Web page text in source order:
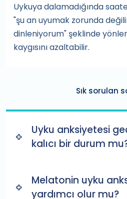
Uykuya dalamadığında
"şu an uyumak zorunda
dinleniyorum" şeklinde
kaygısını azaltabilir.
Sık sorulan
Uyku anksiyetesi
kalıcı bir durum
Melatonin uyku
yardımcı olur mu?